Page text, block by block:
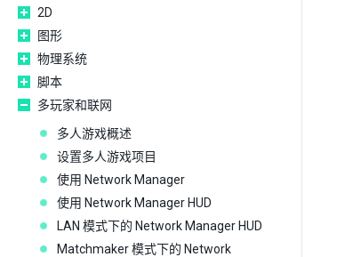
2D
图形
物理系统
脚本
多玩家和联网
多人游戏概述
设置多人游戏项目
使用 Network Manager
使用 Network Manager HUD
LAN 模式下的 Network Manager HUD
Matchmaker 模式下的 Network